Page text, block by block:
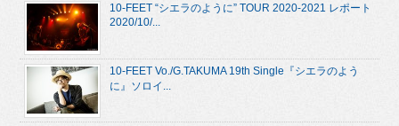
10-FEET “シエラのように” TOUR 2020-2021 レポート
2020/10/...
10-FEET Vo./G.TAKUMA 19th Single『シエラのよう
に』ソロイ...